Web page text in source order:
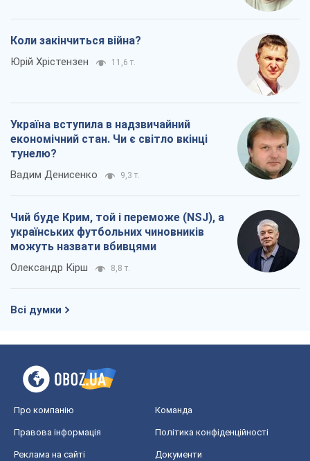
Коли закінчиться війна?
Юрій Хрістензен 11,6 т.
Україна вступила в надзвичайний
економічний стан. Чи є світло вкінці
тунелю?
Вадим Денисенко 9,3 т.
Чий буде Крим, той і переможе (NSJ), а
українських футбольних чиновників
можуть назвати вбивцями
Олександр Кірш 8,8 т.
Всі думки
Про компанію Команда
Правова інформація Політика конфіденційності
Реклама на сайті Документи